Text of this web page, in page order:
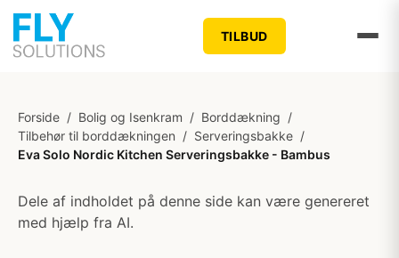
TILBUD
Forside / Bolig og Isenkram / Borddækning /
Tilbehør til borddækningen / Serveringsbakke /
Eva Solo Nordic Kitchen Serveringsbakke - Bambus
Dele af indholdet på denne side kan være genereret
med hjælp fra AI.